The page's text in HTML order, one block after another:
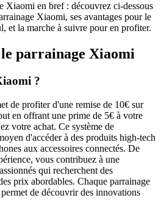
Xiaomi en bref : découvrez ci-dessous
Xiaomi, ses avantages pour le
et la marche à suivre pour en profiter.
parrainage Xiaomi
?
de profiter d'une remise de 10€ sur
en offrant une prime de 5€ à votre
votre achat. Ce système de
d'accéder à des produits high-tech
aux accessoires connectés. De
vous contribuez à une
qui recherchent des
prix abordables. Chaque parrainage
de découvrir des innovations